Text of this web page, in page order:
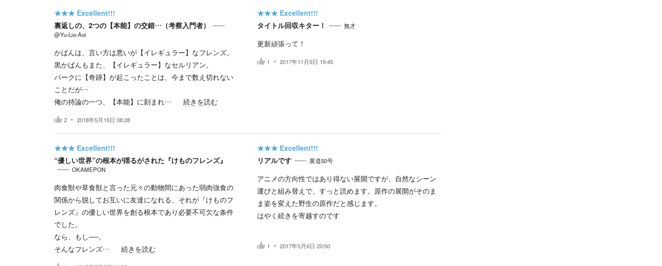
★★★ Excellent!!!
裏返しの、2つの【本能】の交錯…（考察入門者）
@Yu-Lio-Aoi
かばんは、言い方は悪いが【イレギュラー】なフレンズ。
黒かばんもまた、【イレギュラー】なセルリアン。
パークに【奇跡】が起こったことは、今まで数え切れない
ことだが…
俺の持論の一つ、【本能】に刻まれ…
続きを読む
2 2018年5月15日 08:28
★★★ Excellent!!!
タイトル回収キター！
無才
更新頑張って！
1 2017年11月5日 19:45
★★★ Excellent!!!
“優しい世界”の根本が揺るがされた『けものフレンズ』
OKAMEPON
肉食獣や草食獣と言った元々の動物間にあった弱肉強食の
関係から脱してお互いに友達になれる、それが『けものフ
レンズ』の優しい世界を創る根本であり必要不可欠な条件
でした。
なら、もし──。
そんなフレンズ…
続きを読む
★★★ Excellent!!!
リアルです
黄道50号
アニメの方向性ではあり得ない展開ですが、自然なシーン
運びと組み替えで、すっと読めます。原作の展開がそのま
ま姿を変えた野生の原作だと感じます。
はやく続きを寄越すのです
1 2017年5月6日 20:50